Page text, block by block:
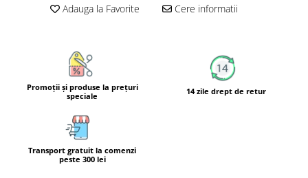
Multiminerale
Multivitamine
Adauga la Favorite Cere informatii
Promoţii şi produse la preţuri
speciale
14 zile drept de retur
Transport gratuit la comenzi
peste 300 lei